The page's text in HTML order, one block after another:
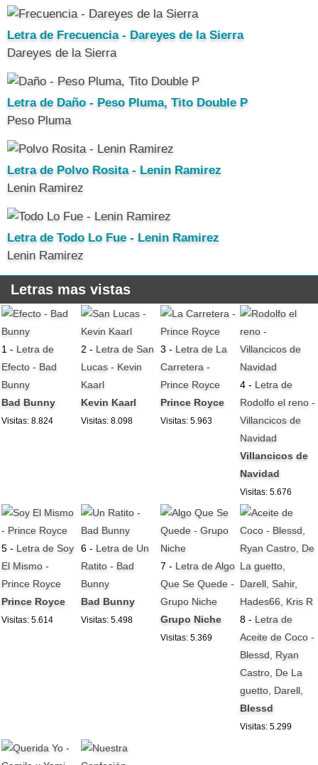
Letra de Frecuencia - Dareyes de la Sierra
Dareyes de la Sierra
Letra de Daño - Peso Pluma, Tito Double P
Peso Pluma
Letra de Polvo Rosita - Lenin Ramirez
Lenin Ramirez
Letra de Todo Lo Fue - Lenin Ramirez
Lenin Ramirez
Letras mas vistas
1 - Letra de
Efecto - Bad
Bunny
Bad Bunny
Visitas: 8.824
2 - Letra de San
Lucas - Kevin
Kaarl
Kevin Kaarl
Visitas: 8.098
3 - Letra de La
Carretera -
Prince Royce
Prince Royce
Visitas: 5.963
4 - Letra de
Rodolfo el reno -
Villancicos de
Navidad
Villancicos de
Navidad
Visitas: 5.676
5 - Letra de Soy
El Mismo -
Prince Royce
Prince Royce
Visitas: 5.614
6 - Letra de Un
Ratito - Bad
Bunny
Bad Bunny
Visitas: 5.498
7 - Letra de Algo
Que Se Quede -
Grupo Niche
Grupo Niche
Visitas: 5.369
8 - Letra de
Aceite de Coco -
Blessd, Ryan
Castro, De La
guetto, Darell,
Blessd
Visitas: 5.299